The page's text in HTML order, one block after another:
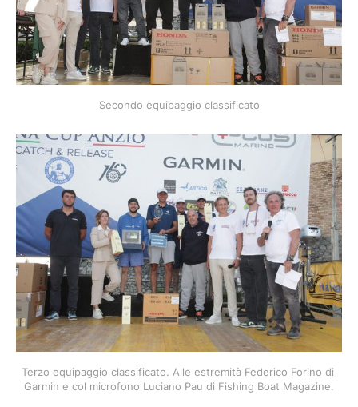
Secondo equipaggio classificato
Terzo equipaggio classificato. Alle estremità Federico Forino di
Garmin e col microfono Luciano Pau di Fishing Boat Magazine.